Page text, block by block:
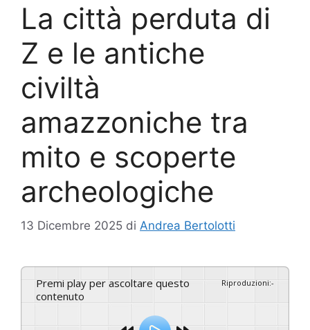
La città perduta di
Z e le antiche
civiltà
amazzoniche tra
mito e scoperte
archeologiche
13 Dicembre 2025 di Andrea Bertolotti
Premi play per ascoltare questo
contenuto
Riproduzioni:-